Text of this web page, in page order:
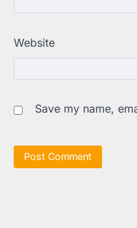
Website
Save my name,